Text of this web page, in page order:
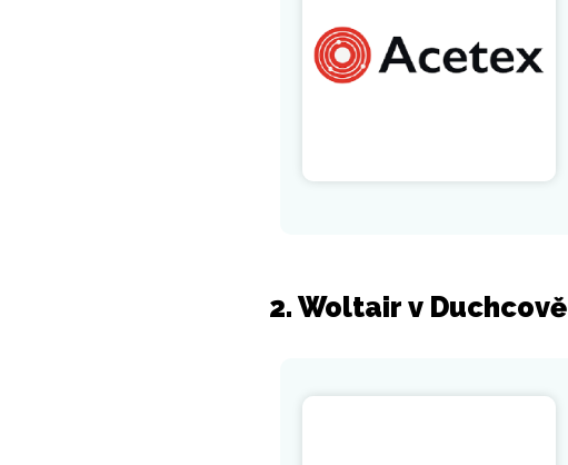
2. Woltair v Duchcově